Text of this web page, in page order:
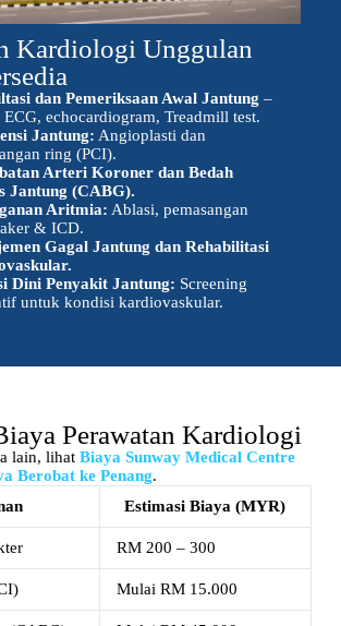
Kardiologi Unggulan
dan Pemeriksaan Awal Jantung –
ECG, echocardiogram, Treadmill test.
Jantung: Angioplasti dan
ring (PCI).
Arteri Koroner dan Bedah
Jantung (CABG).
Aritmia: Ablasi, pemasangan
& ICD.
Gagal Jantung dan Rehabilitasi
Dini Penyakit Jantung: Screening
untuk kondisi kardiovaskular.
Perawatan Kardiologi
lain, lihat Biaya Sunway Medical Centre
Berobat ke Penang.
Estimasi Biaya (MYR)
RM 200 – 300
Mulai RM 15.000